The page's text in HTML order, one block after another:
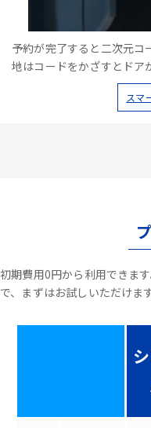
予約が完了すると二次元コ
地はコードをかざすとドア
スマ
初期費用0円から利用できま
で、まずはお試しいただけます